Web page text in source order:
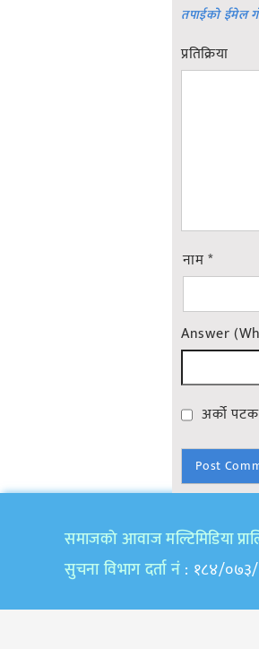
तपाईको ईमेल
प्रतिक्रिया
नाम*
Answer
अर्को
समाजकाे आवाज मल्टिमिडिया
सुचना विभाग दर्ता नं : १८४/